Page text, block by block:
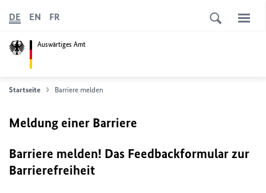
Auswärtiges Amt
DE EN FR
Startseite Barriere melden
Meldung einer Barriere
Barriere melden! Das Feedbackformular zur
Barrierefreiheit